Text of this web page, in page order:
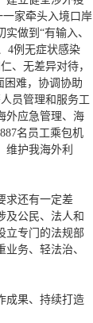
一家牵头入境口岸
做到“有输入、
4例无症状感染
、无差异对待，
困难，协调协助
员管理和服务工
外应急管理、海
名员工乘包机
维护我海外利
求还有一定差
及公民、法人和
立专门的法规部
务、轻法治、
成果、持续打造